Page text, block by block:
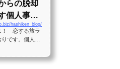
らの脱却
個人事業
ブル！？
PVの実績
「ブログ
hashiken_blog/
！ 恋する旅ラ
です。個人事
て、「下請け仕